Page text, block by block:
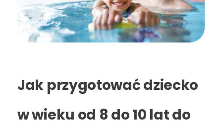
Jak przygotować dziecko
w wieku od 8 do 10 lat do